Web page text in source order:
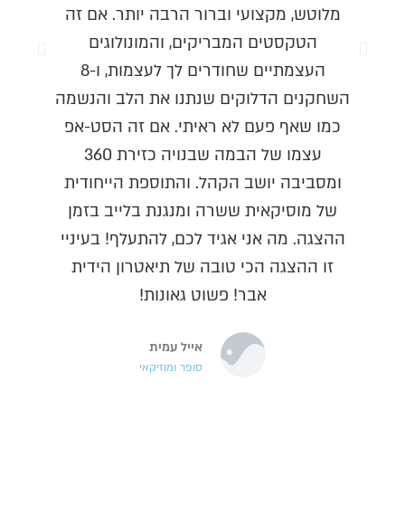
מלוטש, מקצועי וברור הרבה יותר. אם זה
הטקסטים המבריקים, והמונולוגים
העצמתיים שחודרים לך לעצמות, ו-8
השחקנים הדלוקים שנתנו את הלב והנשמה
כמו שאף פעם לא ראיתי. אם זה הסט-אפ
עצמו של הבמה שבנויה כזירת 360
ומסביבה יושב הקהל. והתוספת הייחודית
של מוסיקאית ששרה ומנגנת בלייב בזמן
ההצגה. מה אני אגיד לכם, להתעלף! בעיניי
זו ההצגה הכי טובה של תיאטרון הידית
אבר! פשוט גאונות!
אייל עמית
סופר ומוזיקאי